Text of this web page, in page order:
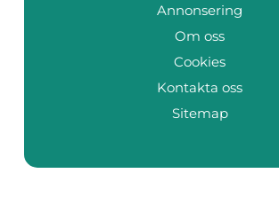
Annonsering
Om oss
Cookies
Kontakta oss
Sitemap